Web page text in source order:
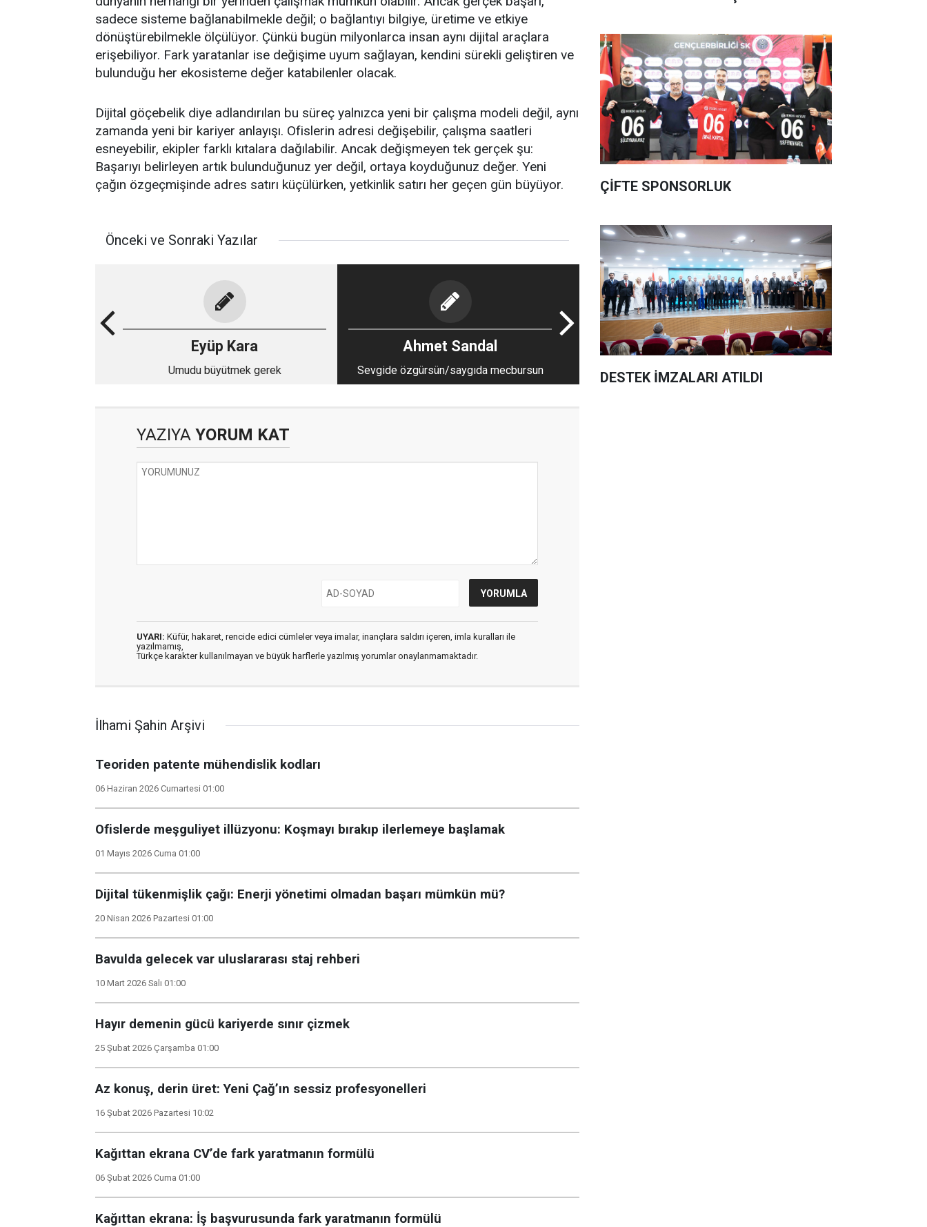
sadece sisteme bağlanabilmekle değil; o bağlantıyı bilgiye, üretime ve etkiye
dönüştürebilmekle ölçülüyor. Çünkü bugün milyonlarca insan aynı dijital araçlara
erişebiliyor. Fark yaratanlar ise değişime uyum sağlayan, kendini sürekli geliştiren ve
bulunduğu her ekosisteme değer katabilenler olacak.
Dijital göçebelik diye adlandırılan bu süreç yalnızca yeni bir çalışma modeli değil, aynı
zamanda yeni bir kariyer anlayışı. Ofislerin adresi değişebilir, çalışma saatleri
esneyebilir, ekipler farklı kıtalara dağılabilir. Ancak değişmeyen tek gerçek şu:
Başarıyı belirleyen artık bulunduğunuz yer değil, ortaya koyduğunuz değer. Yeni
çağın özgeçmişinde adres satırı küçülürken, yetkinlik satırı her geçen gün büyüyor.
Önceki ve Sonraki Yazılar
Eyüp Kara
Umudu büyütmek gerek
Ahmet Sandal
Sevgide özgürsün/saygıda mecbursun
YAZIYA YORUM KAT
UYARI: Küfür, hakaret, rencide edici cümleler veya imalar, inançlara saldırı içeren, imla kuralları ile
yazılmamış,
Türkçe karakter kullanılmayan ve büyük harflerle yazılmış yorumlar onaylanmamaktadır.
İlhami Şahin Arşivi
Teoriden patente mühendislik kodları
06 Haziran 2026 Cumartesi 01:00
Ofislerde meşguliyet illüzyonu: Koşmayı bırakıp ilerlemeye başlamak
01 Mayıs 2026 Cuma 01:00
Dijital tükenmişlik çağı: Enerji yönetimi olmadan başarı mümkün mü?
20 Nisan 2026 Pazartesi 01:00
Bavulda gelecek var uluslararası staj rehberi
10 Mart 2026 Salı 01:00
Hayır demenin gücü kariyerde sınır çizmek
25 Şubat 2026 Çarşamba 01:00
Az konuş, derin üret: Yeni Çağ’ın sessiz profesyonelleri
16 Şubat 2026 Pazartesi 10:02
Kağıttan ekrana CV’de fark yaratmanın formülü
06 Şubat 2026 Cuma 01:00
Kağıttan ekrana: İş başvurusunda fark yaratmanın formülü
ÇİFTE SPONSORLUK
DESTEK İMZALARI ATILDI